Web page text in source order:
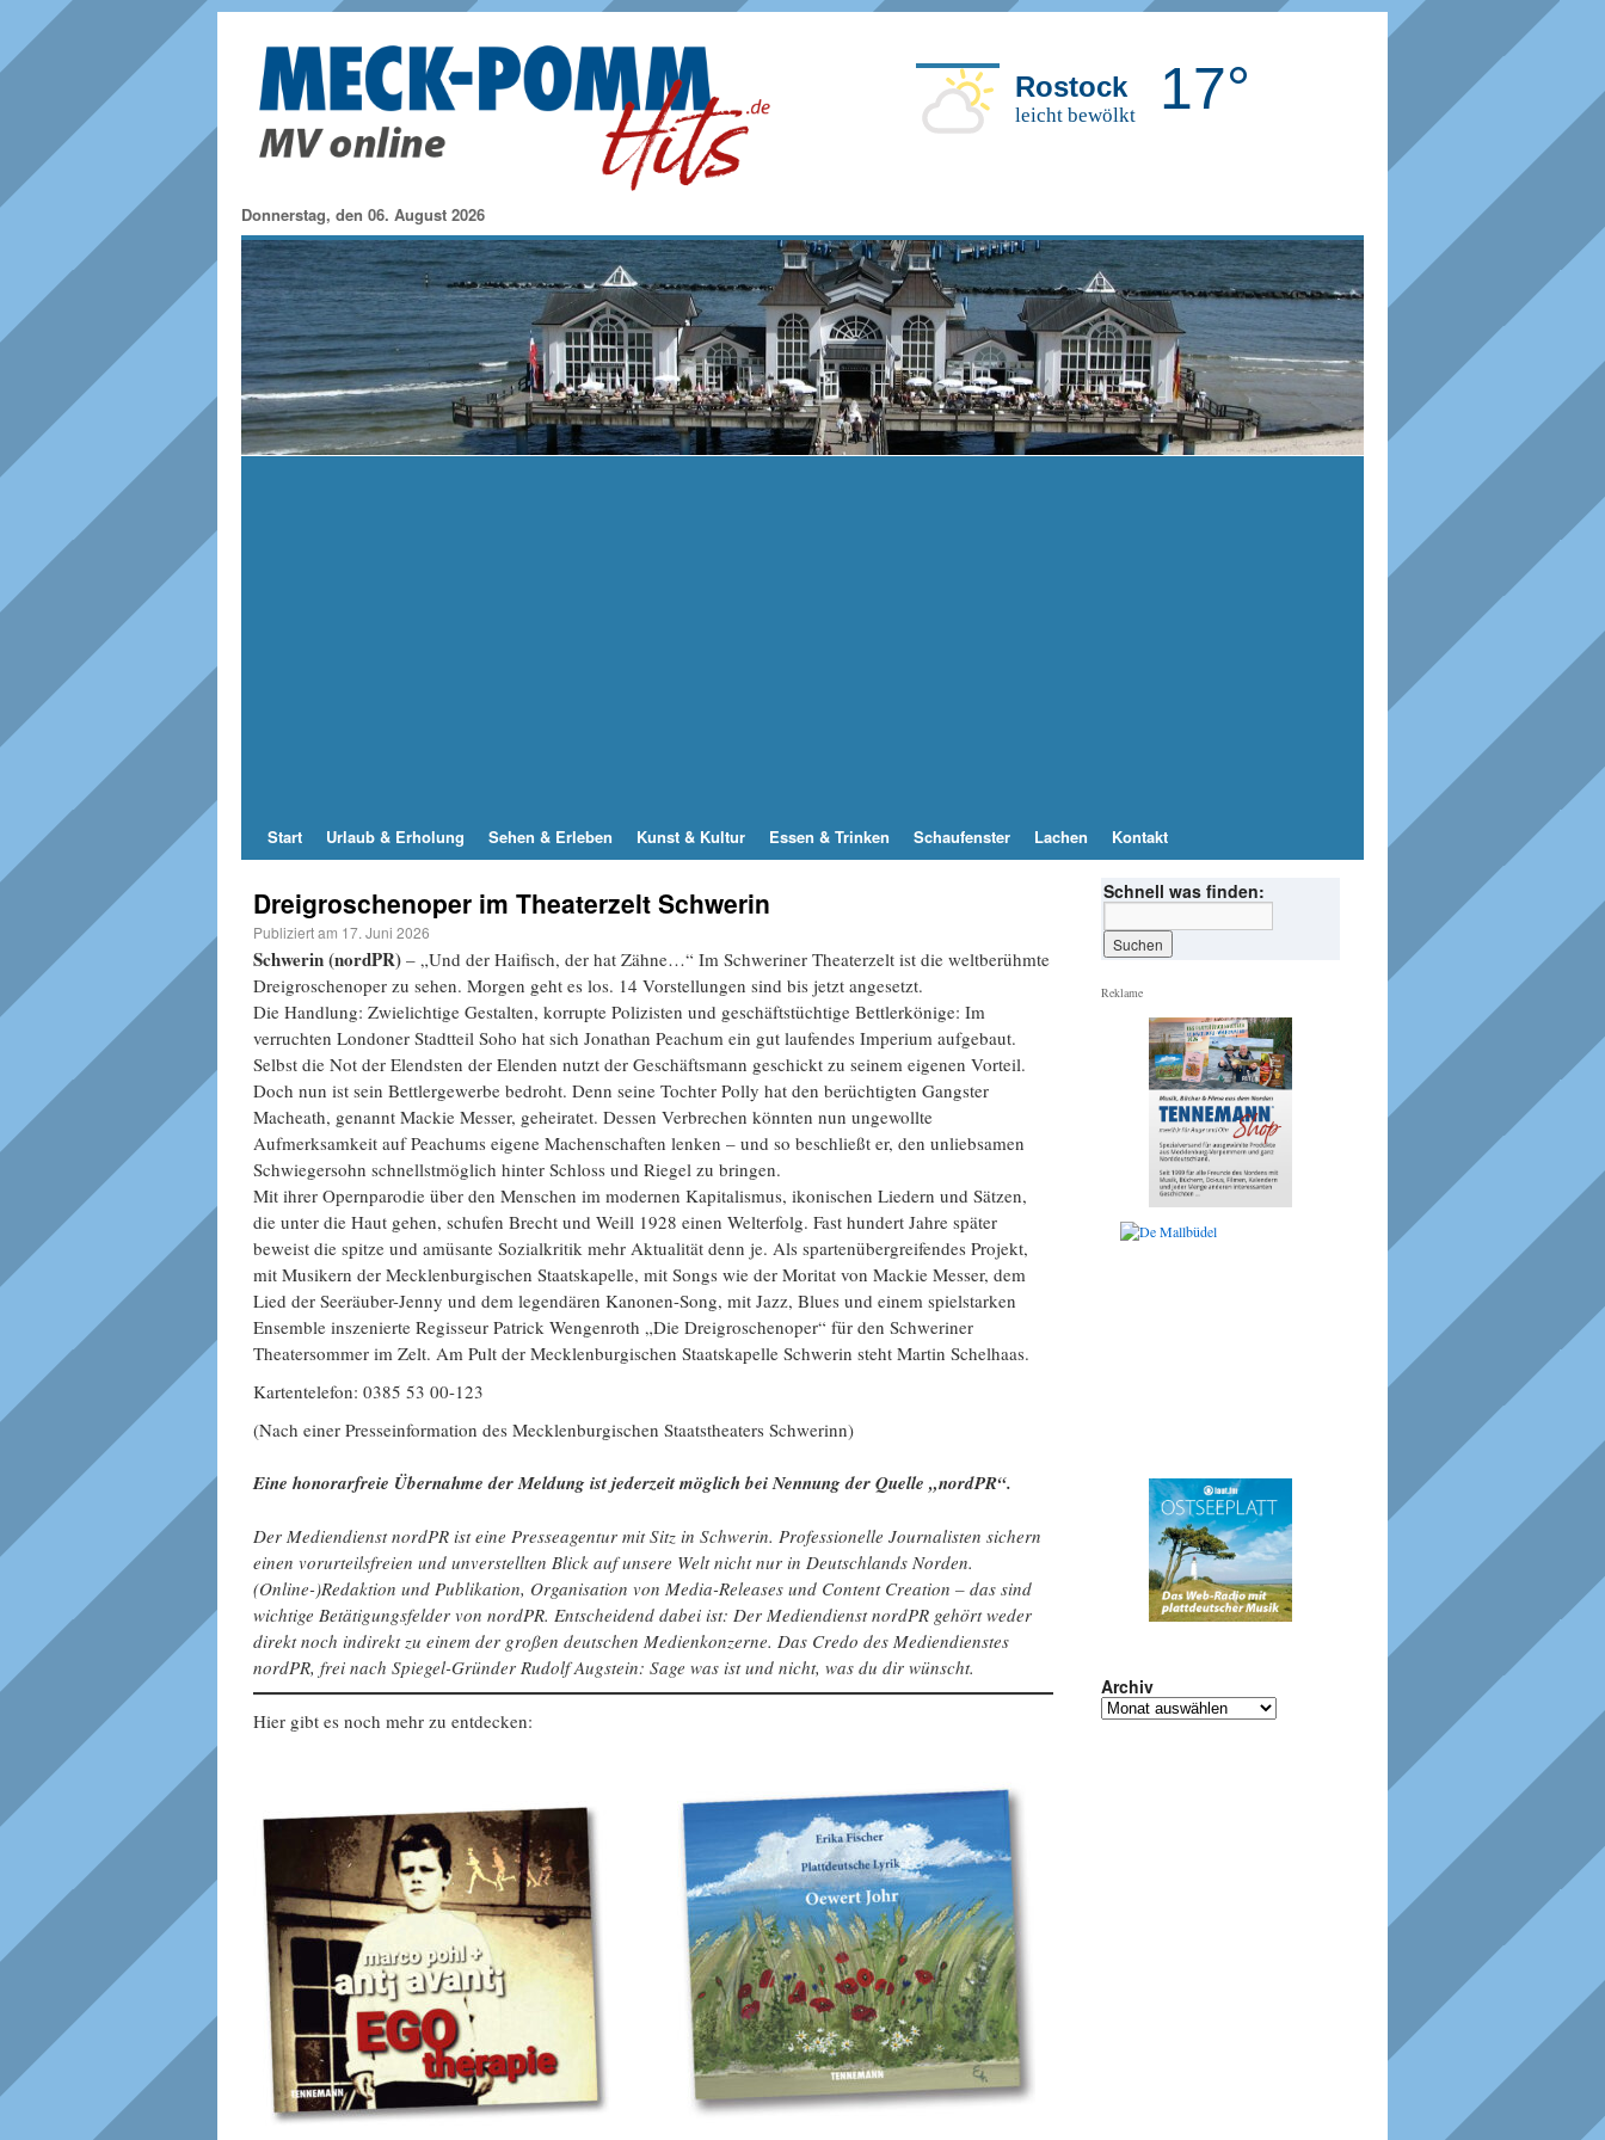
Donnerstag, den 06. August 2026
Rostock
leicht bewölkt 17°
Start Urlaub & Erholung Sehen & Erleben Kunst & Kultur Essen & Trinken Schaufenster Lachen Kontakt
Dreigroschenoper im Theaterzelt Schwerin
Publiziert am 17. Juni 2026
Schwerin (nordPR) – „Und der Haifisch, der hat Zähne…“ Im Schweriner Theaterzelt ist die weltberühmte
Dreigroschenoper zu sehen. Morgen geht es los. 14 Vorstellungen sind bis jetzt angesetzt.
Die Handlung: Zwielichtige Gestalten, korrupte Polizisten und geschäftstüchtige Bettlerkönige: Im
verruchten Londoner Stadtteil Soho hat sich Jonathan Peachum ein gut laufendes Imperium aufgebaut.
Selbst die Not der Elendsten der Elenden nutzt der Geschäftsmann geschickt zu seinem eigenen Vorteil.
Doch nun ist sein Bettlergewerbe bedroht. Denn seine Tochter Polly hat den berüchtigten Gangster
Macheath, genannt Mackie Messer, geheiratet. Dessen Verbrechen könnten nun ungewollte
Aufmerksamkeit auf Peachums eigene Machenschaften lenken – und so beschließt er, den unliebsamen
Schwiegersohn schnellstmöglich hinter Schloss und Riegel zu bringen.
Mit ihrer Opernparodie über den Menschen im modernen Kapitalismus, ikonischen Liedern und Sätzen,
die unter die Haut gehen, schufen Brecht und Weill 1928 einen Welterfolg. Fast hundert Jahre später
beweist die spitze und amüsante Sozialkritik mehr Aktualität denn je. Als spartenübergreifendes Projekt,
mit Musikern der Mecklenburgischen Staatskapelle, mit Songs wie der Moritat von Mackie Messer, dem
Lied der Seeräuber-Jenny und dem legendären Kanonen-Song, mit Jazz, Blues und einem spielstarken
Ensemble inszenierte Regisseur Patrick Wengenroth „Die Dreigroschenoper“ für den Schweriner
Theatersommer im Zelt. Am Pult der Mecklenburgischen Staatskapelle Schwerin steht Martin Schelhaas.
Kartentelefon: 0385 53 00-123
(Nach einer Presseinformation des Mecklenburgischen Staatstheaters Schwerinn)
Eine honorarfreie Übernahme der Meldung ist jederzeit möglich bei Nennung der Quelle „nordPR“.
Der Mediendienst nordPR ist eine Presseagentur mit Sitz in Schwerin. Professionelle Journalisten sichern
einen vorurteilsfreien und unverstellten Blick auf unsere Welt nicht nur in Deutschlands Norden.
(Online-)Redaktion und Publikation, Organisation von Media-Releases und Content Creation – das sind
wichtige Betätigungsfelder von nordPR. Entscheidend dabei ist: Der Mediendienst nordPR gehört weder
direkt noch indirekt zu einem der großen deutschen Medienkonzerne. Das Credo des Mediendienstes
nordPR, frei nach Spiegel-Gründer Rudolf Augstein: Sage was ist und nicht, was du dir wünscht.
Hier gibt es noch mehr zu entdecken:
Schnell was finden:
Reklame
Archiv